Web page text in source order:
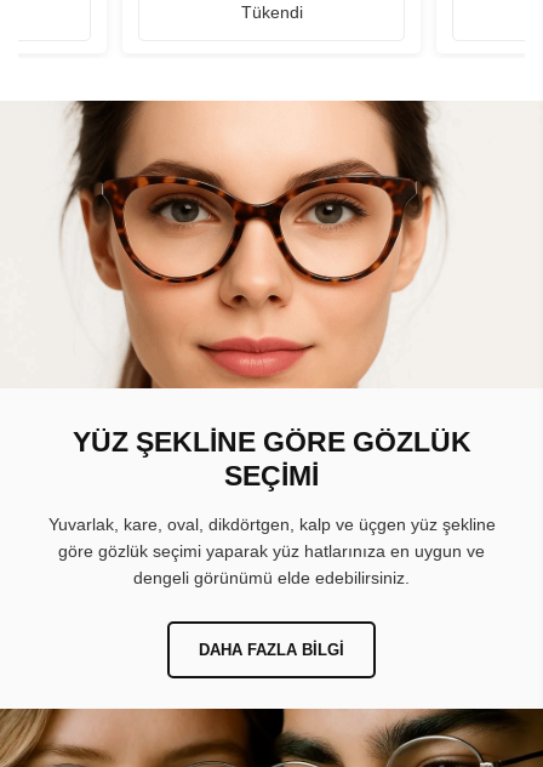
Tükendi
YÜZ ŞEKLİNE GÖRE GÖZLÜK
SEÇİMİ
Yuvarlak, kare, oval, dikdörtgen, kalp ve üçgen yüz şekline
göre gözlük seçimi yaparak yüz hatlarınıza en uygun ve
dengeli görünümü elde edebilirsiniz.
DAHA FAZLA BILGI